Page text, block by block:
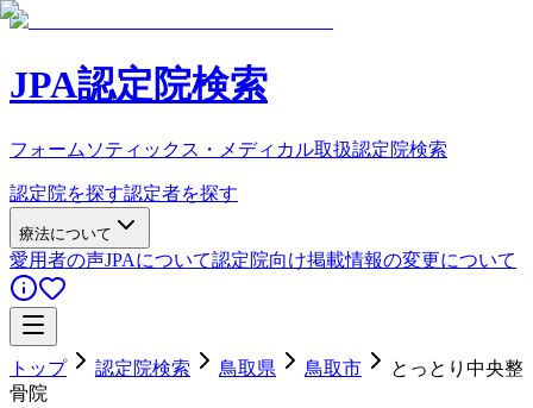
JPA認定院検索
フォームソティックス・メディカル取扱認定院検索
認定院を探す認定者を探す
療法について
愛用者の声JPAについて認定院向け掲載情報の変更について
トップ 認定院検索 鳥取県 鳥取市
とっとり中央整
骨院